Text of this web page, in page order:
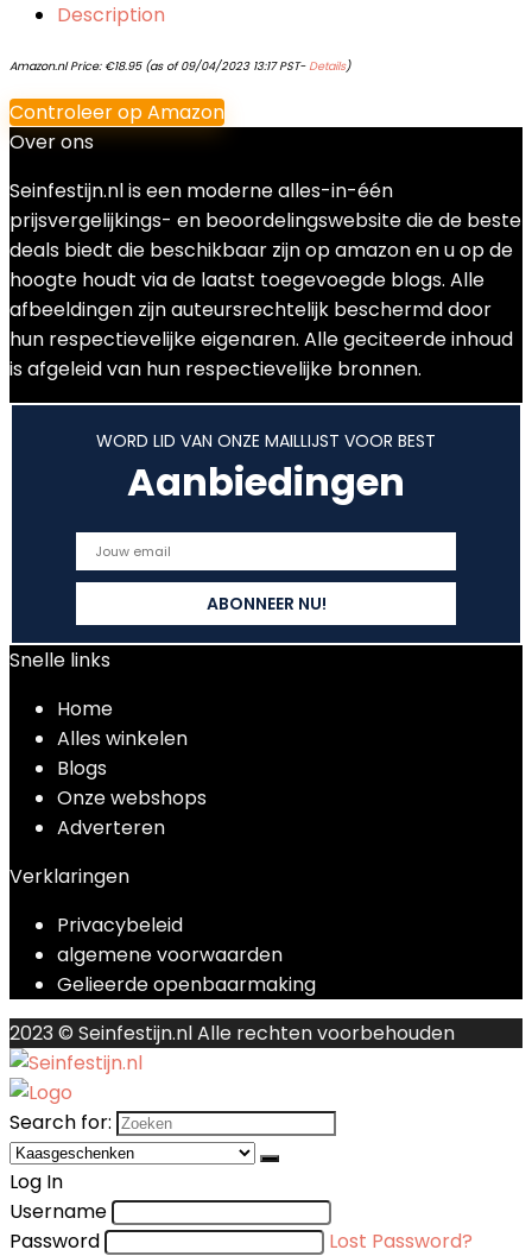
Description
Amazon.nl Price: €18.95(as of 09/04/2023 13:17 PST- Details)
Controleer op Amazon
Over ons
Seinfestijn.nl is een moderne alles-in-één
prijsvergelijkings- en beoordelingswebsite die de beste
deals biedt die beschikbaar zijn op amazon en u op de
hoogte houdt via de laatst toegevoegde blogs. Alle
afbeeldingen zijn auteursrechtelijk beschermd door
hun respectievelijke eigenaren. Alle geciteerde inhoud
is afgeleid van hun respectievelijke bronnen.
WORD LID VAN ONZE MAILLIJST VOOR BEST
Aanbiedingen
Snelle links
Home
Alles winkelen
Blogs
Onze webshops
Adverteren
Verklaringen
Privacybeleid
algemene voorwaarden
Gelieerde openbaarmaking
2023 © Seinfestijn.nl Alle rechten voorbehouden
Search for:
Log In
Username
Password
Lost Password?